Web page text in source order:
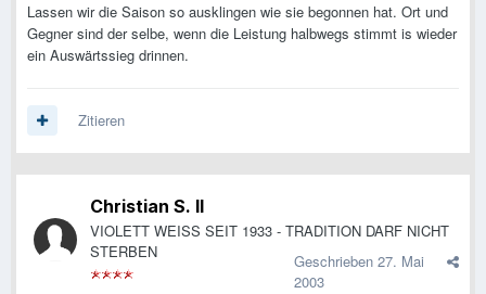
Lassen wir die Saison so ausklingen wie sie begonnen hat. Ort und
Gegner sind der selbe, wenn die Leistung halbwegs stimmt is wieder
ein Auswärtssieg drinnen.
Zitieren
Christian S. II
VIOLETT WEISS SEIT 1933 - TRADITION DARF NICHT
STERBEN
Geschrieben 27. Mai
2003